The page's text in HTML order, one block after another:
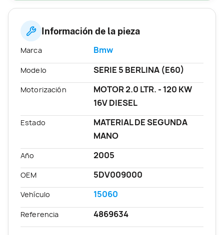
Información de la pieza
Marca Bmw
Modelo SERIE 5 BERLINA (E60)
Motorización
MOTOR 2.0 LTR. - 120 KW
16V DIESEL
Estado
MATERIAL DE SEGUNDA
MANO
Año 2005
OEM 5DV009000
Vehículo 15060
Referencia 4869634